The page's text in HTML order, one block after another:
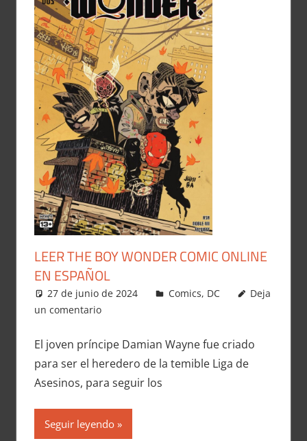
LEER THE BOY WONDER COMIC ONLINE
EN ESPAÑOL
27 de junio de 2024 Carlitox Banana
Comics, DC
Deja
un comentario
El joven príncipe Damian Wayne fue criado
para ser el heredero de la temible Liga de
Asesinos, para seguir los
Seguir leyendo